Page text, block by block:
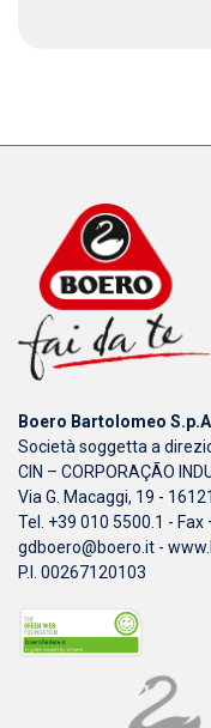
Boero Bartolomeo
Società soggetta a
CIN – CORPORAÇÃO
Via G. Macaggi, 19 -
Tel. +39 010 5500.1 -
gdboero@boero.it -
P.I. 00267120103